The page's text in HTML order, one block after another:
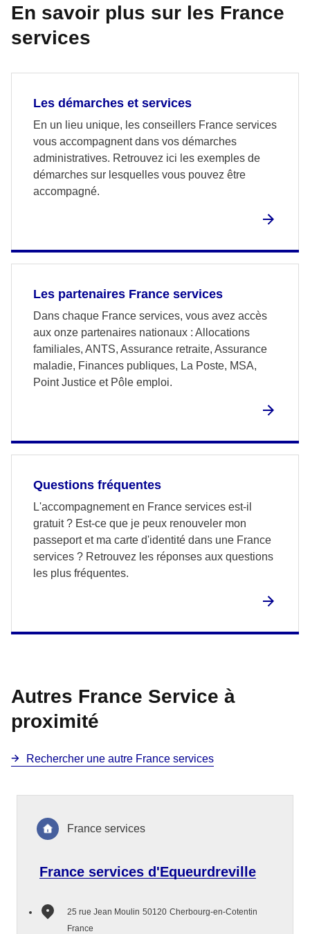
En savoir plus sur les France
services
Les démarches et services
En un lieu unique, les conseillers France services
vous accompagnent dans vos démarches
administratives. Retrouvez ici les exemples de
démarches sur lesquelles vous pouvez être
accompagné.
Les partenaires France services
Dans chaque France services, vous avez accès
aux onze partenaires nationaux : Allocations
familiales, ANTS, Assurance retraite, Assurance
maladie, Finances publiques, La Poste, MSA,
Point Justice et Pôle emploi.
Questions fréquentes
L'accompagnement en France services est-il
gratuit ? Est-ce que je peux renouveler mon
passeport et ma carte d'identité dans une France
services ? Retrouvez les réponses aux questions
les plus fréquentes.
Autres France Service à
proximité
Rechercher une autre France services
France services d'Equeurdreville
25 rue Jean Moulin 50120 Cherbourg-en-Cotentin
France
France services